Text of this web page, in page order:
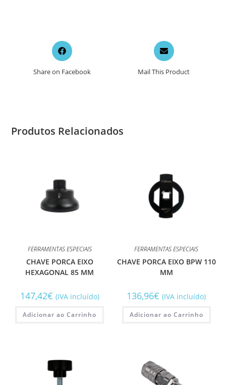
Opens
in
new
Share on Facebook
Opens
in
a
new
Mail This Product
Produtos Relacionados
FERRAMENTAS ESPECIAIS
CHAVE PORCA EIXO
HEXAGONAL 85 MM
147,42€ (IVA incluído)
Adicionar ao Carrinho
FERRAMENTAS ESPECIAIS
CHAVE PORCA EIXO BPW 110
MM
136,96€ (IVA incluído)
Adicionar ao Carrinho